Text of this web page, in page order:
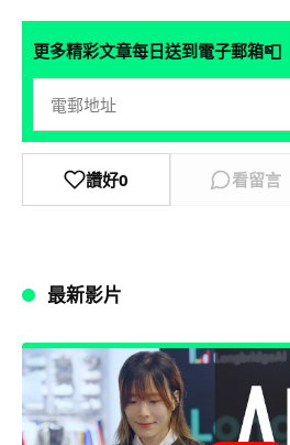
更多精彩文章每日送到電子郵箱📮
讚好0 看留言
最新影片